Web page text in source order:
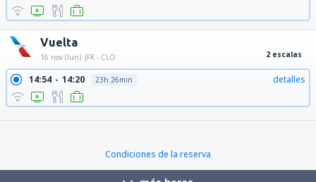
Vuelta
16 nov (lun) JFK - CLO 2 escalas
14:54 14:20 23h 26min detalles
Condiciones de la reserva